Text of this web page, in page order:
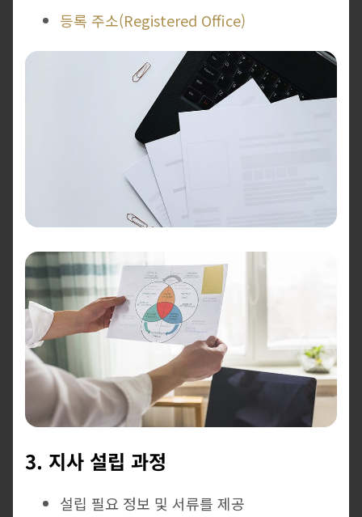
등록 주소(Registered Office)
3. 지사 설립 과정
설립 필요 정보 및 서류를 제공